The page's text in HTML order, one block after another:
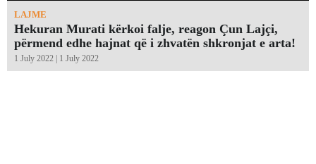
LAJME
Hekuran Murati kërkoi falje, reagon Çun Lajçi,
përmend edhe hajnat që i zhvatën shkronjat e arta!￼
1 July 2022 | 1 July 2022